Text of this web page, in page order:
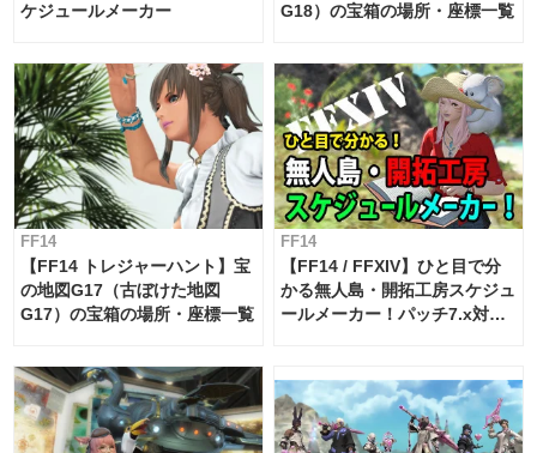
ケジュールメーカー
G18）の宝箱の場所・座標一覧
FF14
【FF14 トレジャーハント】宝
の地図G17（古ぼけた地図
G17）の宝箱の場所・座標一覧
FF14
【FF14 / FFXIV】ひと目で分
かる無人島・開拓工房スケジュ
ールメーカー！パッチ7.x対応